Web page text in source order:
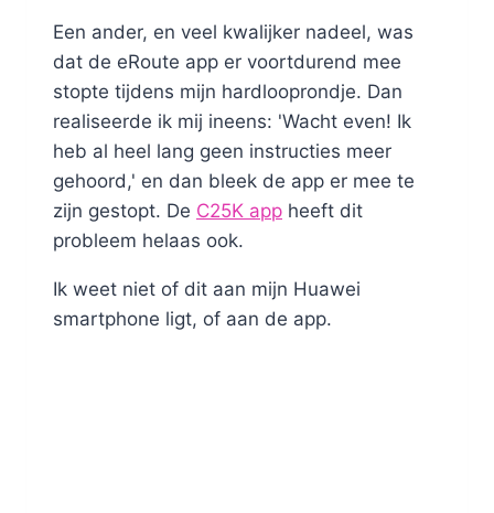
Een ander, en veel kwalijker nadeel, was
dat de eRoute app er voortdurend mee
stopte tijdens mijn hardlooprondje. Dan
realiseerde ik mij ineens: 'Wacht even! Ik
heb al heel lang geen instructies meer
gehoord,' en dan bleek de app er mee te
zijn gestopt. De C25K app heeft dit
probleem helaas ook.
Ik weet niet of dit aan mijn Huawei
smartphone ligt, of aan de app.